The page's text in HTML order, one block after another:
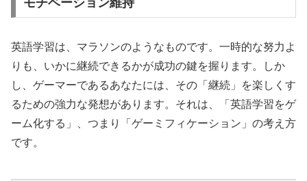
英語学習は、マラソンのようなものです。一時的な努力よ
りも、いかに継続できるかが成功の鍵を握ります。しか
し、ゲーマーであるあなたには、その「継続」を楽しくす
るための強力な発想があります。それは、「英語学習をゲ
ーム化する」、つまり「ゲーミフィケーション」の考え方
です。